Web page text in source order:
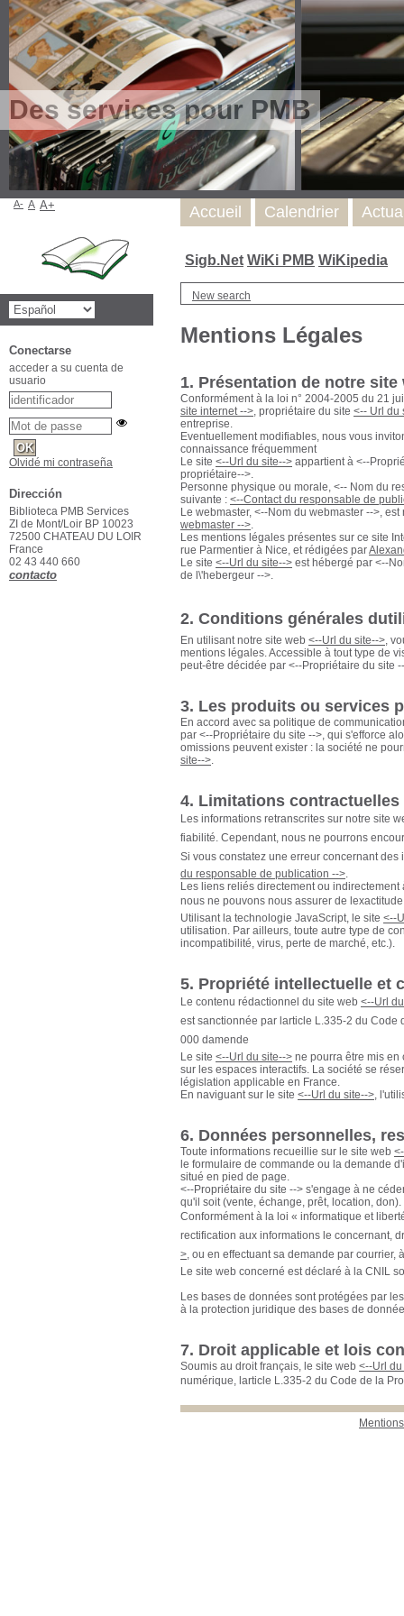
Des services pour PMB
Sigb.Net WiKi PMB WiKipedia
New search
Mentions Légales
1. Présentation de notre site
Conformément à la loi n° 2004-2005 du 21
site internet -->, propriétaire du site <-- Url du
entreprise.
Eventuellement modifiables, nous vous
connaissance fréquemment
Le site <--Url du site--> appartient à <--
propriétaire-->.
Personne physique ou morale, <-- Nom du
suivante : <--Contact du responsable de
Le webmaster, <--Nom du webmaster -->,
webmaster -->.
Les mentions légales présentes sur ce site
rue Parmentier à Nice, et rédigées par
Le site <--Url du site--> est hébergé par <--
de l\'hebergeur -->.
2. Conditions générales
En utilisant notre site web <--Url du site-->,
mentions légales. Accessible à tout type de
peut-être décidée par <--Propriétaire du site
3. Les produits ou services
En accord avec sa politique de
par <--Propriétaire du site -->, qui s'efforce
omissions peuvent exister : la société ne
site-->.
4. Limitations contractuelles
Les informations retranscrites sur notre site
fiabilité. Cependant, nous ne pourrons
Si vous constatez une erreur concernant
du responsable de publication -->.
Les liens reliés directement ou
nous ne pouvons nous assurer de
Utilisant la technologie JavaScript, le site <--
utilisation. Par ailleurs, toute autre type de
incompatibilité, virus, perte de marché, etc.).
5. Propriété intellectuelle et
Le contenu rédactionnel du site web <--Url
est sanctionnée par larticle L.335-2 du
000 damende
Le site <--Url du site--> ne pourra être mis en
sur les espaces interactifs. La société se
législation applicable en France.
En naviguant sur le site <--Url du site-->,
6. Données personnelles,
Toute informations recueillie sur le site web
le formulaire de commande ou la demande
situé en pied de page.
<--Propriétaire du site --> s'engage à ne
qu'il soit (vente, échange, prêt, location, don).
Conformément à la loi « informatique et
rectification aux informations le concernant,
>, ou en effectuant sa demande par courrier,
Le site web concerné est déclaré à la CNIL
Les bases de données sont protégées par
à la protection juridique des bases de
7. Droit applicable et lois
Soumis au droit français, le site web <--Url
numérique, larticle L.335-2 du Code de la
Accueil Calendrier
A- A A+
Conectarse
acceder a su cuenta de
usuario
Olvidé mi contraseña
Dirección
Biblioteca PMB Services
ZI de Mont/Loir BP 10023
72500 CHATEAU DU LOIR
France
02 43 440 660
contacto